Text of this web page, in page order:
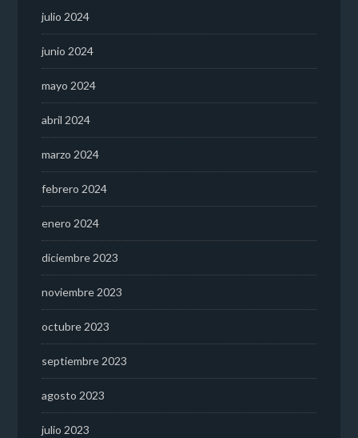
julio 2024
junio 2024
mayo 2024
abril 2024
marzo 2024
febrero 2024
enero 2024
diciembre 2023
noviembre 2023
octubre 2023
septiembre 2023
agosto 2023
julio 2023